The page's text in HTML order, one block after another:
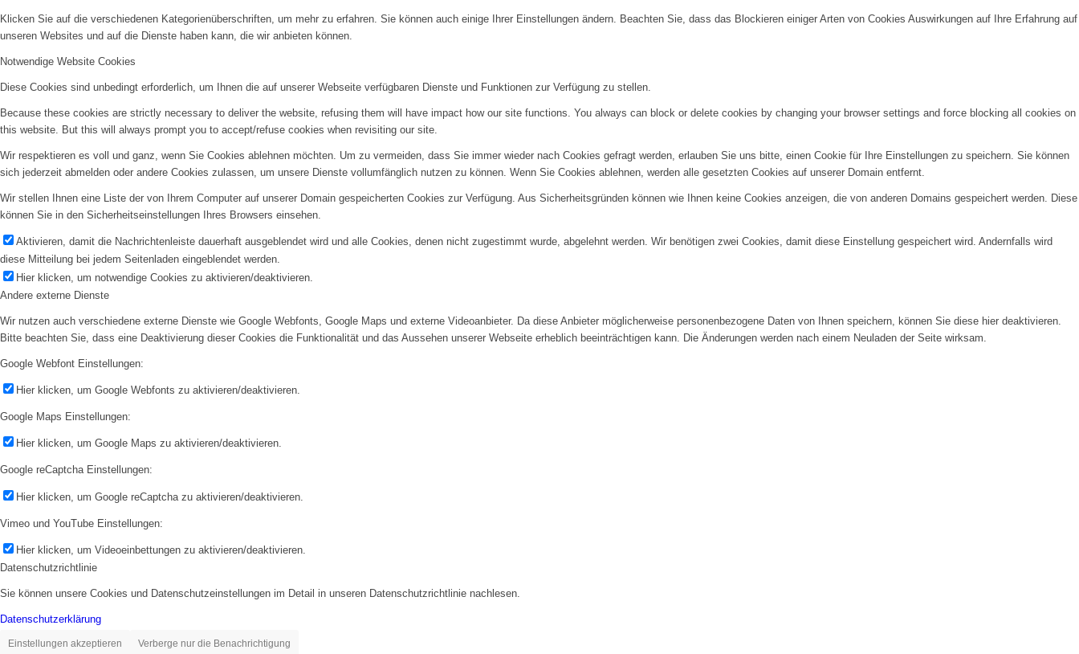
Klicken Sie auf die verschiedenen Kategorienüberschriften, um mehr zu erfahren. Sie können auch einige Ihrer Einstellungen ändern. Beachten Sie, dass das Blockieren einiger Arten von Cookies Auswirkungen auf Ihre Erfahrung auf
unseren Websites und auf die Dienste haben kann, die wir anbieten können.
Notwendige Website Cookies
Diese Cookies sind unbedingt erforderlich, um Ihnen die auf unserer Webseite verfügbaren Dienste und Funktionen zur Verfügung zu stellen.
Because these cookies are strictly necessary to deliver the website, refusing them will have impact how our site functions. You always can block or delete cookies by changing your browser settings and force blocking all cookies on
this website. But this will always prompt you to accept/refuse cookies when revisiting our site.
Wir respektieren es voll und ganz, wenn Sie Cookies ablehnen möchten. Um zu vermeiden, dass Sie immer wieder nach Cookies gefragt werden, erlauben Sie uns bitte, einen Cookie für Ihre Einstellungen zu speichern. Sie können
sich jederzeit abmelden oder andere Cookies zulassen, um unsere Dienste vollumfänglich nutzen zu können. Wenn Sie Cookies ablehnen, werden alle gesetzten Cookies auf unserer Domain entfernt.
Wir stellen Ihnen eine Liste der von Ihrem Computer auf unserer Domain gespeicherten Cookies zur Verfügung. Aus Sicherheitsgründen können wie Ihnen keine Cookies anzeigen, die von anderen Domains gespeichert werden. Diese
können Sie in den Sicherheitseinstellungen Ihres Browsers einsehen.
Aktivieren, damit die Nachrichtenleiste dauerhaft ausgeblendet wird und alle Cookies, denen nicht zugestimmt wurde, abgelehnt werden. Wir benötigen zwei Cookies, damit diese Einstellung gespeichert wird. Andernfalls wird
diese Mitteilung bei jedem Seitenladen eingeblendet werden.
Hier klicken, um notwendige Cookies zu aktivieren/deaktivieren.
Andere externe Dienste
Wir nutzen auch verschiedene externe Dienste wie Google Webfonts, Google Maps und externe Videoanbieter. Da diese Anbieter möglicherweise personenbezogene Daten von Ihnen speichern, können Sie diese hier deaktivieren.
Bitte beachten Sie, dass eine Deaktivierung dieser Cookies die Funktionalität und das Aussehen unserer Webseite erheblich beeinträchtigen kann. Die Änderungen werden nach einem Neuladen der Seite wirksam.
Google Webfont Einstellungen:
Hier klicken, um Google Webfonts zu aktivieren/deaktivieren.
Google Maps Einstellungen:
Hier klicken, um Google Maps zu aktivieren/deaktivieren.
Google reCaptcha Einstellungen:
Hier klicken, um Google reCaptcha zu aktivieren/deaktivieren.
Vimeo und YouTube Einstellungen:
Hier klicken, um Videoeinbettungen zu aktivieren/deaktivieren.
Datenschutzrichtlinie
Sie können unsere Cookies und Datenschutzeinstellungen im Detail in unseren Datenschutzrichtlinie nachlesen.
Datenschutzerklärung
Einstellungen akzeptieren Verberge nur die Benachrichtigung